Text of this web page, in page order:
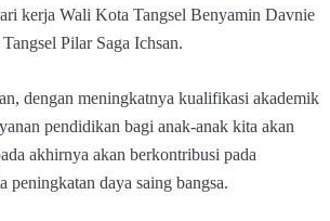
kerja Wali Kota Tangsel Benyamin Davnie
Pilar Saga Ichsan.
dengan meningkatnya kualifikasi akademik
pendidikan bagi anak-anak kita akan
akhirnya akan berkontribusi pada
peningkatan daya saing bangsa.